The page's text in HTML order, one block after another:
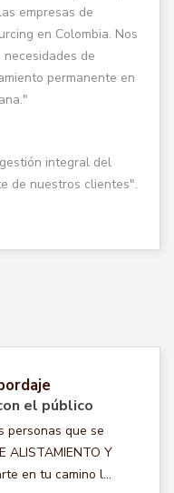
empresas de
en Colombia. Nos
de
permanente en
integral del
de nuestros clientes".
el público
personas que se
ALISTAMIENTO Y
en tu camino l...